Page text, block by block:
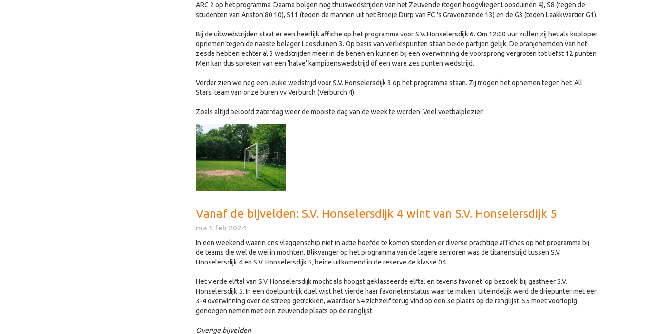
ARC 2 op het programma. Daarna bolgen nog thuiswedstrijden van het Zeuvende (tegen hoogvlieger Loosduinen 4), S8 (tegen de
studenten van Ariston'80 10), S11 (tegen de mannen uit het Breeje Durp van FC 's Gravenzande 13) en de G3 (tegen Laakkwartier G1).
Bij de uitwedstrijden staat er een heerlijk affiche op het programma voor S.V. Honselersdijk 6. Om 12:00 uur zullen zij het als koploper
opnemen tegen de naaste belager Loosduinen 3. Op basis van verliespunten staan beide partijen gelijk. De oranjehemden van het
zesde hebben echter al 3 wedstrijden meer in de benen en kunnen bij een overwinning de voorsprong vergroten tot liefst 12 punten.
Men kan dus spreken van een 'halve' kampioenswedstrijd óf een ware zes punten wedstrijd.
Verder zien we nog een leuke wedstrijd voor S.V. Honselersdijk 3 op het programma staan. Zij mogen het opnemen tegen het 'All
Stars' team van onze buren vv Verburch (Verburch 4).
Zoals altijd beloofd zaterdag weer de mooiste dag van de week te worden. Veel voetbalplezier!
Vanaf de bijvelden: S.V. Honselersdijk 4 wint van S.V. Honselersdijk 5
ma 5 feb 2024
In een weekend waarin ons vlaggenschip niet in actie hoefde te komen stonden er diverse prachtige affiches op het programma bij
de teams die wel de wei in mochten. Blikvanger op het programma van de lagere senioren was de titanenstrijd tussen S.V.
Honselersdijk 4 en S.V. Honselersdijk 5, beide uitkomend in de reserve 4e klasse 04.
Het vierde elftal van S.V. Honselersdijk mocht als hoogst geklasseerde elftal en tevens favoriet 'op bezoek' bij gastheer S.V.
Honselersdijk 5. In een doelpuntrijk duel wist het vierde haar favorietenstatus waar te maken. Uiteindelijk werd de driepunter met een
3-4 overwinning over de streep getrokken, waardoor S4 zichzelf terug vind op een 3e plaats op de ranglijst. S5 moet voorlopig
genoegen nemen met een zeuvende plaats op de ranglijst.
Overige bijvelden